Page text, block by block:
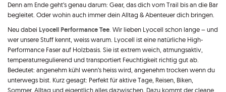
Denn am Ende geht’s genau darum: Gear, das dich vom Trail bis an die Bar
begleitet. Oder wohin auch immer dein Alltag & Abenteuer dich bringen.
Neu dabei Lyocell Performance Tee Wir lieben Lyocell schon lange – und
wer unsere Stuff kennt, weiss warum. Lyocell ist eine natürliche High-
Performance Faser auf Holzbasis. Sie ist extrem weich, atmungsaktiv,
temperaturregulierend und transportiert Feuchtigkeit richtig gut ab.
Bedeutet: angenehm kühl wenn’s heiss wird, angenehm trocken wenn du
unterwegs bist. Kurz gesagt: Perfekt für aktive Tage, Reisen, Biken,
Sommer, Alltag und eigentlich alles dazwischen. Dazu kommt der cleane